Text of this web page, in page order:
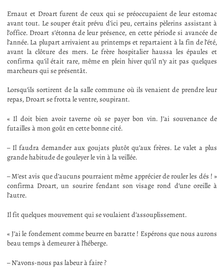
Ernaut et Droart furent de ceux qui se préoccupaient de leur estomac
avant tout. Le souper était prévu d’ici peu, certains pèlerins assistant à
l’office. Droart s’étonna de leur présence, en cette période si avancée de
l’année. La plupart arrivaient au printemps et repartaient à la fin de l’été,
avant la clôture des mers. Le frère hospitalier haussa les épaules et
confirma qu’il était rare, même en plein hiver qu’il n’y ait pas quelques
marcheurs qui se présentât.
Lorsqu’ils sortirent de la salle commune où ils venaient de prendre leur
repas, Droart se frotta le ventre, soupirant.
« Il doit bien avoir taverne où se payer bon vin. J’ai souvenance de
futailles à mon goût en cette bonne cité.
– Il faudra demander aux goujats plutôt qu’aux frères. Le valet a plus
grande habitude de gouleyer le vin à la veillée.
– M’est avis que d’aucuns pourraient même apprécier de rouler les dés ! »
confirma Droart, un sourire fendant son visage rond d’une oreille à
l’autre.
Il fit quelques mouvement qui se voulaient d’assouplissement.
« J’ai le fondement comme beurre en baratte ! Espérons que nous aurons
beau temps à demeurer à l’héberge.
– N’avons-nous pas labeur à faire ?